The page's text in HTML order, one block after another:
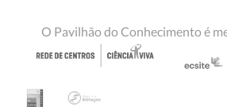
O Pavilhão do Conhecimento é